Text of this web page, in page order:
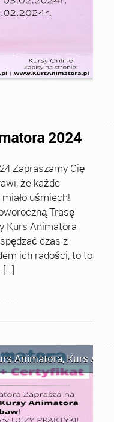
2024
Zapraszamy Cię
że każde
uśmiech!
Trasę
Kurs Animatora
czas z
ich radości, to to
[…]
Animatora,Kurs